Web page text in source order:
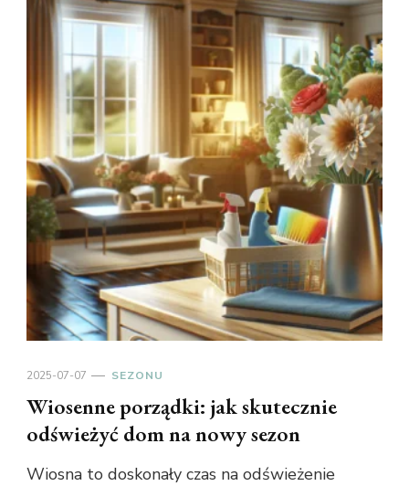
2025-07-07 SEZONU
Wiosenne porządki: jak skutecznie
odświeżyć dom na nowy sezon
Wiosna to doskonały czas na odświeżenie